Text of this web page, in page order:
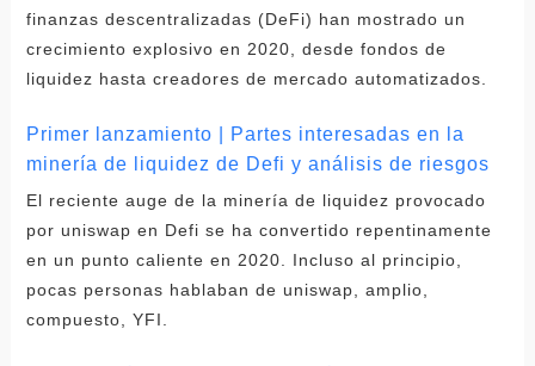
finanzas descentralizadas (DeFi) han mostrado un
crecimiento explosivo en 2020, desde fondos de
liquidez hasta creadores de mercado automatizados.
Primer lanzamiento | Partes interesadas en la
minería de liquidez de Defi y análisis de riesgos
El reciente auge de la minería de liquidez provocado
por uniswap en Defi se ha convertido repentinamente
en un punto caliente en 2020. Incluso al principio,
pocas personas hablaban de uniswap, amplio,
compuesto, YFI.